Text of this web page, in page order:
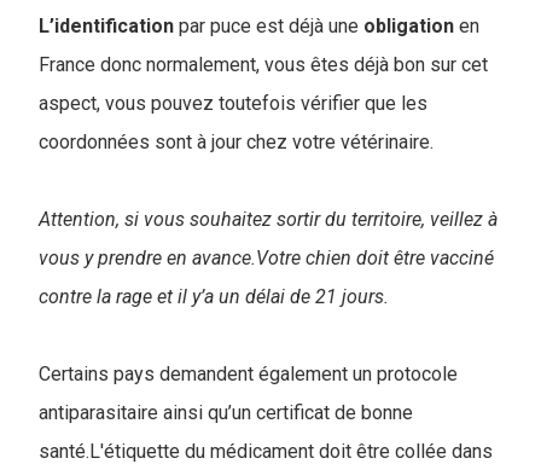
L’identification par puce est déjà une obligation en
France donc normalement, vous êtes déjà bon sur cet
aspect, vous pouvez toutefois vérifier que les
coordonnées sont à jour chez votre vétérinaire.
Attention, si vous souhaitez sortir du territoire, veillez à
vous y prendre en avance.Votre chien doit être vacciné
contre la rage et il y’a un délai de 21 jours.
Certains pays demandent également un protocole
antiparasitaire ainsi qu’un certificat de bonne
santé.L'étiquette du médicament doit être collée dans